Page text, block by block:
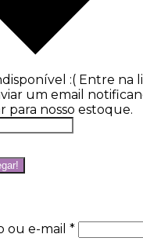
:( Entre na
um email
nosso estoque.
ou e-mail *